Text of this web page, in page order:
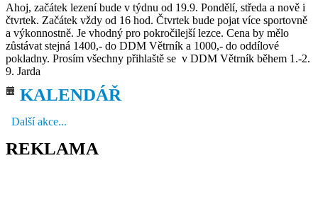
Ahoj, začátek lezení bude v týdnu od 19.9. Pondělí, středa a nově i
čtvrtek. Začátek vždy od 16 hod. Čtvrtek bude pojat více sportovně
a výkonnostně. Je vhodný pro pokročilejší lezce. Cena by mělo
zůstávat stejná 1400,- do DDM Větrník a 1000,- do oddílové
pokladny. Prosím všechny přihlaště se v DDM Větrník během 1.-2.
9. Jarda
KALENDÁŘ
Další akce...
REKLAMA